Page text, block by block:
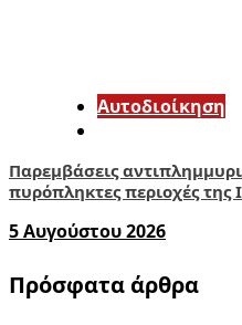
Αυτοδιοίκηση
Παρεμβάσεις
πυρόπληκτες περιοχές της
5 Αυγούστου 2026
Πρόσφατα άρθρα